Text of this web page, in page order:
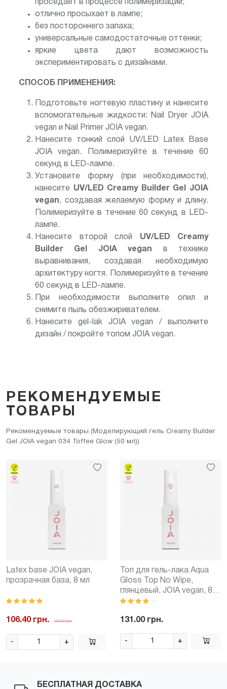
проседает в процессе полимеризации;
отлично просыхает в лампе;
без постороннего запаха;
универсальные самодостаточные оттенки;
яркие цвета дают возможность
экспериментировать с дизайнами.
СПОСОБ ПРИМЕНЕНИЯ:
Подготовьте ногтевую пластину и нанесите
вспомогательные жидкости: Nail Dryer JOIA
vegan и Nail Primer JOIA vegan.
Нанесите тонкий слой UV/LED Latex Base
JOIA vegan. Полимеризуйте в течение 60
секунд в LED-лампе.
Установите форму (при необходимости),
нанесите UV/LED Creamy Builder Gel JOIA
vegan, создавая желаемую форму и длину.
Полимеризуйте в течение 60 секунд в LED-
лампе.
Нанесите второй слой
UV/LED Creamy
Builder Gel JOIA vegan в технике
выравнивания, создавая необходимую
архитектуру ногтя. Полимеризуйте в течение
60 секунд в LED-лампе.
При необходимости выполните опил и
снимите пыль обезжиривателем.
Нанесите gel-lak JOIA vegan / выполните
дизайн / покройте топом JOIA vegan.
РЕКОМЕНДУЕМЫЕ
ТОВАРЫ
Рекомендуемые товары (Моделирующий гель Creamy Builder
Gel JOIA vegan 034 Toffee Glow (50 мл))
Latex base JOIA vegan,
прозрачная база, 8 мл
106.40 грн. 133.00 грн.
- +
Топ для гель-лака Aqua
Gloss Top No Wipe,
глянцевый, JOIA vegan, 8
мл
131.00 грн.
- +
БЕСПЛАТНАЯ ДОСТАВКА